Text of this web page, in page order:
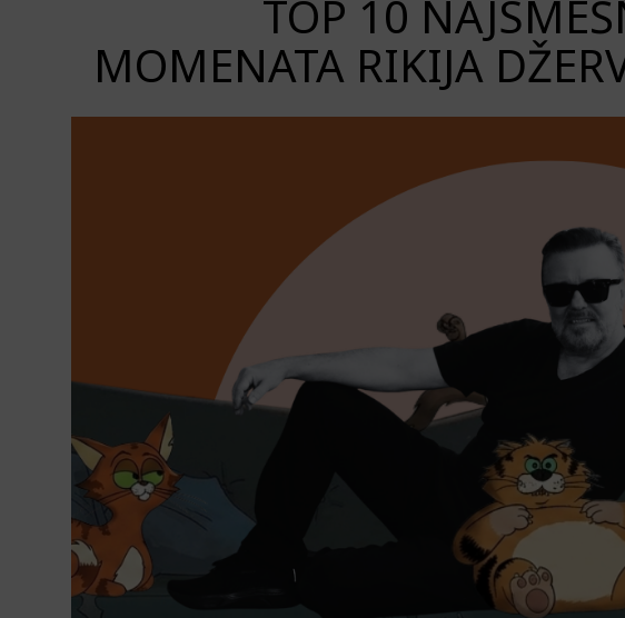
TOP 10
MOMENATA RIKIJA